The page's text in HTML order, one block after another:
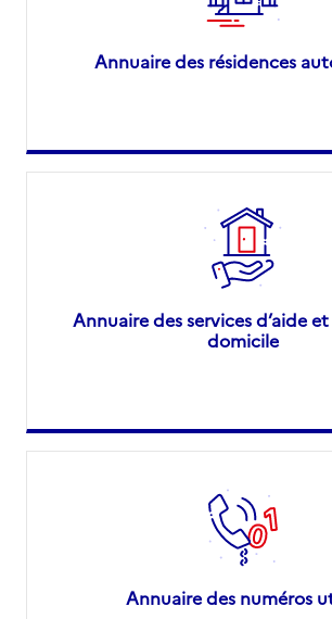
Annuaire des résidences
Annuaire des services d’aide
domicile
Annuaire des numéros